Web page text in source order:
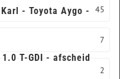
45
7
2
- Toyota Aygo -
T-GDI - afscheid